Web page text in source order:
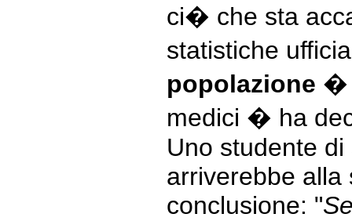
ci� che sta
statistiche
popolazione �
medici � ha
Uno studente
arriverebbe alla
conclusione: "